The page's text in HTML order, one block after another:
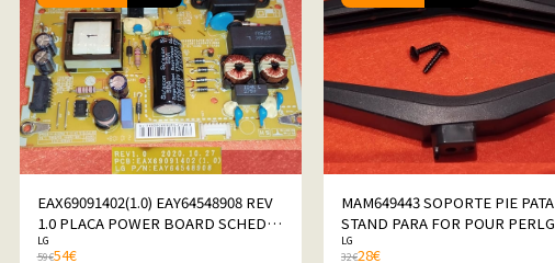
EAX69091402(1.0) EAY64548908 REV
1.0 PLACA POWER BOARD SCHEDA
PARA FOR POUR PER LG
LG
59€54€
MAM649443 SOPORTE PIE PATA
STAND PARA FOR POUR PERLG
32LM550BPLB
LG
32€28€